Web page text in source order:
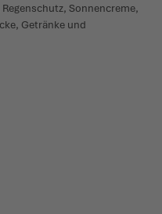
Sonnencreme,
Getränke und